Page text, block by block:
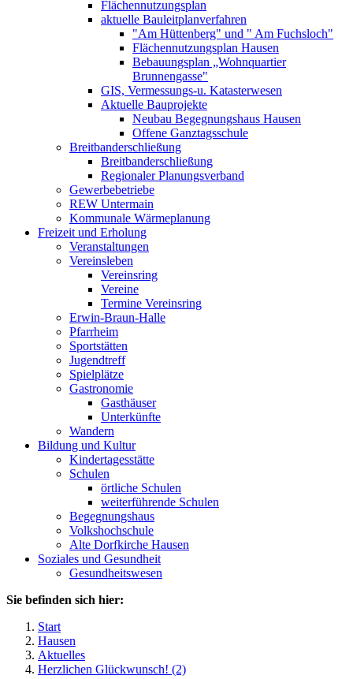
Flächennutzungsplan
aktuelle Bauleitplanverfahren
"Am Hüttenberg" und " Am Fuchsloch"
Flächennutzungsplan Hausen
Bebauungsplan „Wohnquartier
Brunnengasse"
GIS, Vermessungs-u. Katasterwesen
Aktuelle Bauprojekte
Neubau Begegnungshaus Hausen
Offene Ganztagsschule
Breitbanderschließung
Breitbanderschließung
Regionaler Planungsverband
Gewerbebetriebe
REW Untermain
Kommunale Wärmeplanung
Freizeit und Erholung
Veranstaltungen
Vereinsleben
Vereinsring
Vereine
Termine Vereinsring
Erwin-Braun-Halle
Pfarrheim
Sportstätten
Jugendtreff
Spielplätze
Gastronomie
Gasthäuser
Unterkünfte
Wandern
Bildung und Kultur
Kindertagesstätte
Schulen
örtliche Schulen
weiterführende Schulen
Begegnungshaus
Volkshochschule
Alte Dorfkirche Hausen
Soziales und Gesundheit
Gesundheitswesen
Sie befinden sich hier:
Start
Hausen
Aktuelles
Herzlichen Glückwunsch! (2)